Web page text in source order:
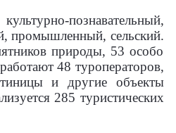
познавательный,
промышленный, сельский.
природы, 53 особо
48 туроператоров,
и другие объекты
285 туристических